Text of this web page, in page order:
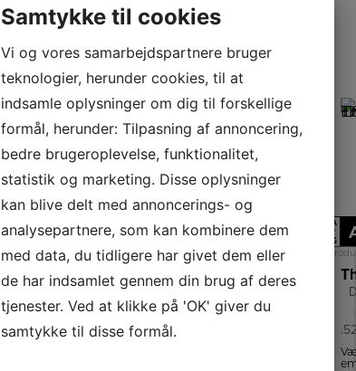
A
↑
G
Samtykke til cookies
Vi og vores samarbejdspartnere bruger
teknologier, herunder cookies, til at
indsamle oplysninger om dig til forskellige
formål, herunder: Tilpasning af annoncering,
bedre brugeroplevelse, funktionalitet,
statistik og marketing. Disse oplysninger
kan blive delt med annoncerings- og
analysepartnere, som kan kombinere dem
med data, du tidligere har givet dem eller
de har indsamlet gennem din brug af deres
tjenester. Ved at klikke på 'OK' giver du
samtykke til disse formål.